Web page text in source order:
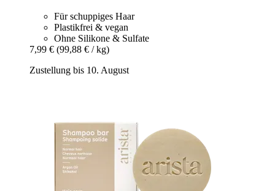
Für schuppiges Haar
Plastikfrei & vegan
Ohne Silikone & Sulfate
7,99 € (99,88 € / kg)
Zustellung bis 10. August